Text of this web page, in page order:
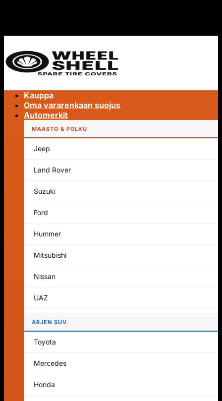
Ostoskorissa ei ole tuotteita.
Palaa kauppaan
Ostoskorissa ei ole tuotteita.
Palaa kauppaan
Kauppa
Oma vararenkaan suojus
Automerkit
MAASTO & POLKU
Jeep
Land Rover
Suzuki
Ford
Hummer
Mitsubishi
Nissan
UAZ
ARJEN SUV
Toyota
Mercedes
Honda